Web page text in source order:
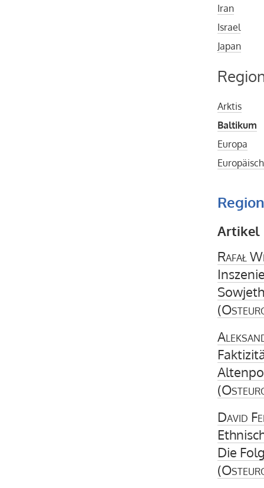
Iran
Israel
Japan
Arktis
Baltikum
Europa
Artikel
Rafał
(
(
David
Die
(